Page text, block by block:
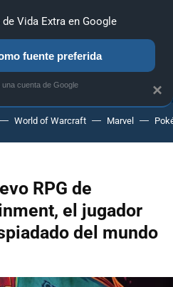
PC SONY NINTENDO
World of Warcraft Marvel
RPG de
el jugador
del mundo
×
Vida Extra en Google
fuente preferida
cuenta de Google